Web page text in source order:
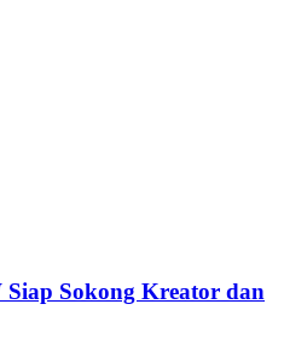
Sokong Kreator dan